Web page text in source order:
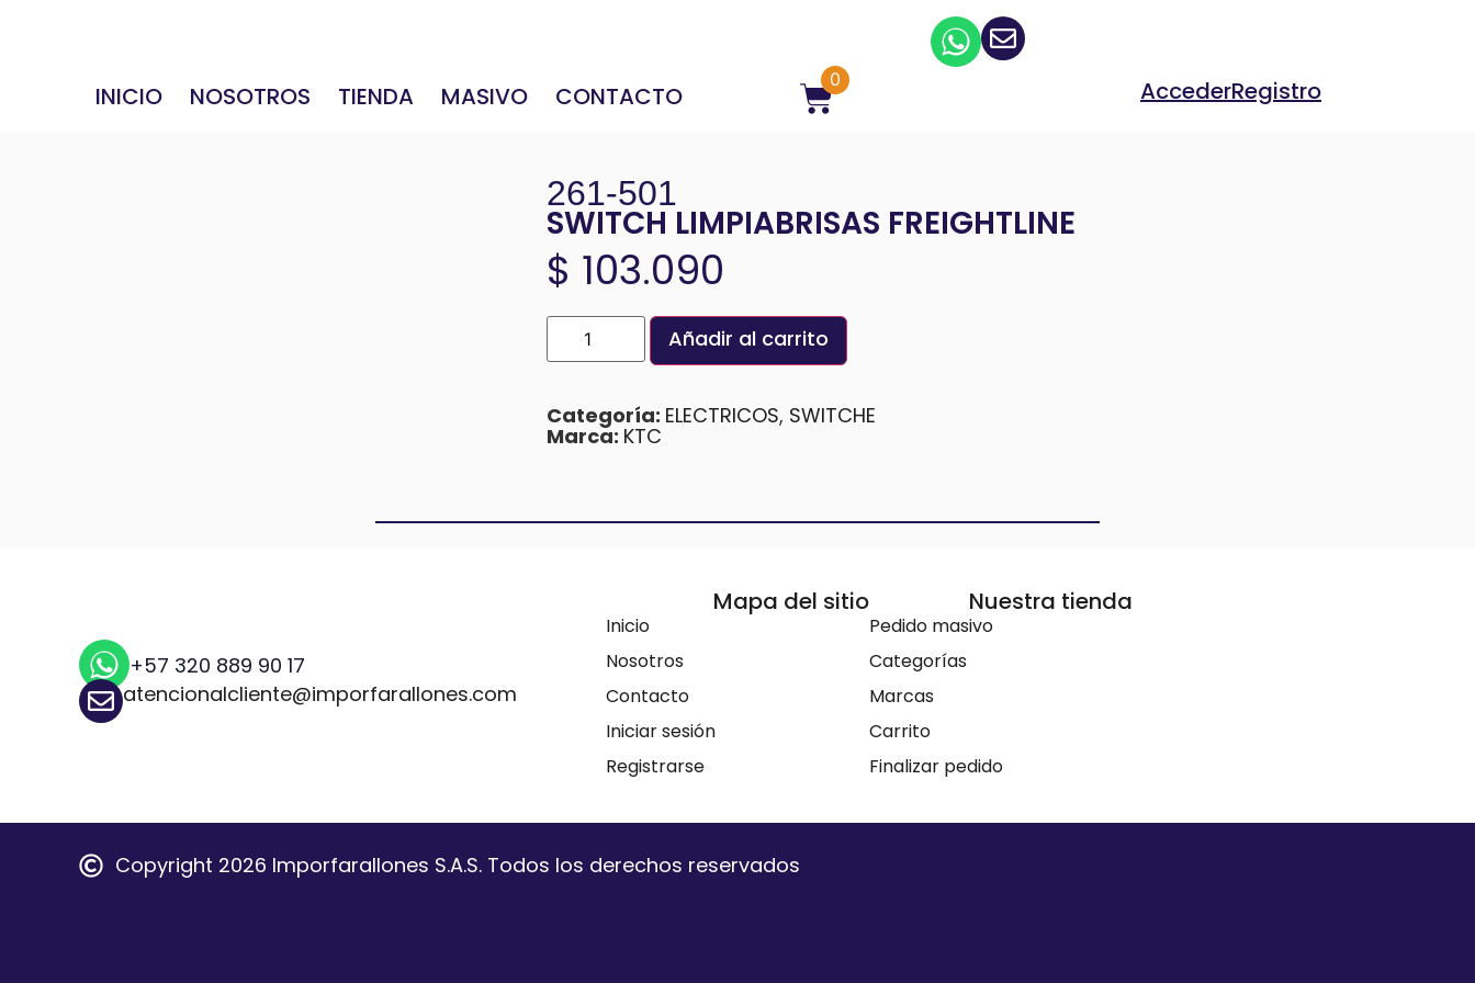
INICIO NOSOTROS TIENDA MASIVO CONTACTO
0 AccederRegistro
261-501
SWITCH LIMPIABRISAS FREIGHTLINE
$ 103.090
Añadir al carrito
Categoría: ELECTRICOS, SWITCHE
Marca: KTC
+57 320 889 90 17
atencionalcliente@imporfarallones.com
Mapa del sitio
Inicio
Nosotros
Contacto
Iniciar sesión
Registrarse
Nuestra tienda
Pedido masivo
Categorías
Marcas
Carrito
Finalizar pedido
Copyright 2026 Imporfarallones S.A.S. Todos los derechos reservados